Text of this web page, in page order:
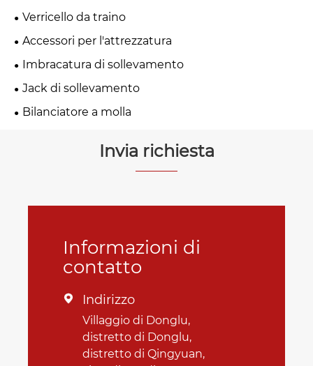
Verricello da traino
Accessori per l'attrezzatura
Imbracatura di sollevamento
Jack di sollevamento
Bilanciatore a molla
Invia richiesta
Informazioni di
contatto
 Indirizzo
Villaggio di Donglu,
distretto di Donglu,
distretto di Qingyuan,